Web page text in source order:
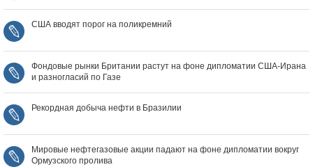
США вводят порог на поликремний
Фондовые рынки Британии растут на фоне дипломатии США‑Ирана
и разногласий по Газе
Рекордная добыча нефти в Бразилии
Мировые нефтегазовые акции падают на фоне дипломатии вокруг
Ормузского пролива